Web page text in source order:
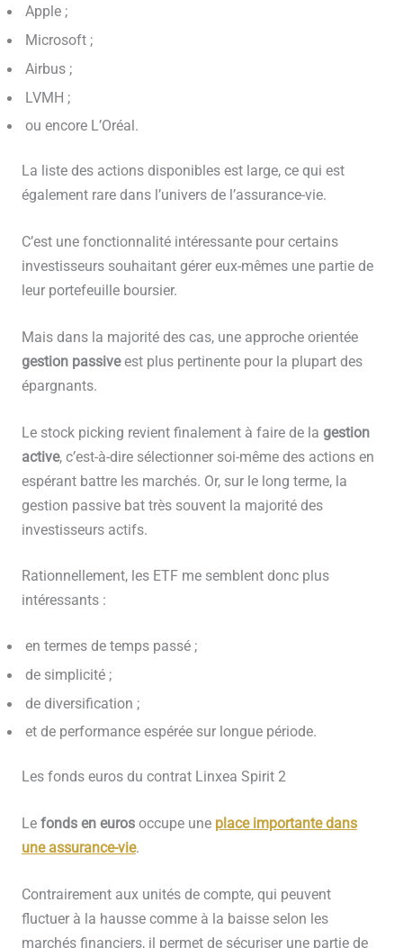
Apple ;
Microsoft ;
Airbus ;
LVMH ;
ou encore L’Oréal.
La liste des actions disponibles est large, ce qui est
également rare dans l’univers de l’assurance-vie.
C’est une fonctionnalité intéressante pour certains
investisseurs souhaitant gérer eux-mêmes une partie de
leur portefeuille boursier.
Mais dans la majorité des cas, une approche orientée
gestion passiveest plus pertinente pour la plupart des
épargnants.
Le stock picking revient finalement à faire de la gestion
active, c’est-à-dire sélectionner soi-même des actions en
espérant battre les marchés. Or, sur le long terme, la
gestion passive bat très souvent la majorité des
investisseurs actifs.
Rationnellement, les ETF me semblent donc plus
intéressants :
en termes de temps passé ;
de simplicité ;
de diversification ;
et de performance espérée sur longue période.
Les fonds euros du contrat Linxea Spirit 2
Le fonds en eurosoccupe une place importante dans
une assurance-vie.
Contrairement aux unités de compte, qui peuvent
fluctuer à la hausse comme à la baisse selon les
marchés financiers, il permet de sécuriser une partie de